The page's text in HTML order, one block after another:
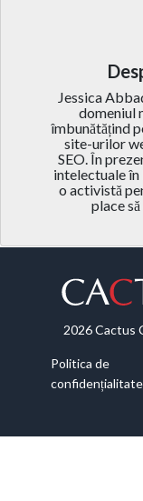
Jessica
domeniul
îmbunătățind
site-urilor
SEO. În
intelectuale în
o activistă
place
2026 Cactus
Politica de
confidențialitate